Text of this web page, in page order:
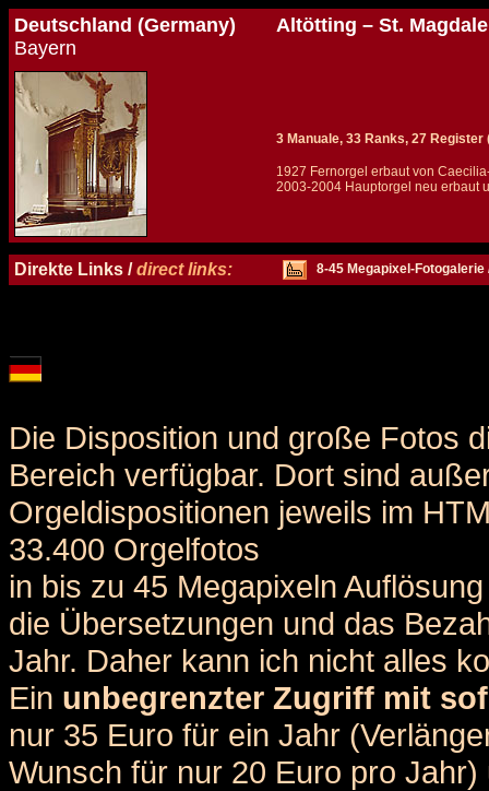
Deutschland (Germany)
Bayern
Altötting – St.
3 Manuale, 33 Ranks, 27 Register
1927 Fernorgel erbaut von
2003-2004 Hauptorgel neu erbaut
Direkte Links /direct links: 8-45 Megapixel-Fotogalerie
Die Disposition und große Fotos
Bereich verfügbar. Dort sind
Orgeldispositionen jeweils im
33.400 Orgelfotos
in bis zu 45 Megapixeln
die Übersetzungen und das
Jahr. Daher kann ich nicht alles
Ein unbegrenzter Zugriff mit
nur 35 Euro für ein Jahr
Wunsch für nur 20 Euro pro